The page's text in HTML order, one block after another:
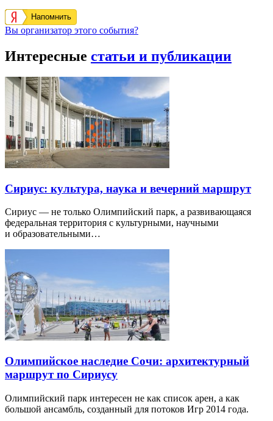
Напомнить
Вы организатор этого события?
Интересные статьи и публикации
Сириус: культура, наука и вечерний маршрут
Сириус — не только Олимпийский парк, а развивающаяся
федеральная территория с культурными, научными
и образовательными…
Олимпийское наследие Сочи: архитектурный
маршрут по Сириусу
Олимпийский парк интересен не как список арен, а как
большой ансамбль, созданный для потоков Игр 2014 года.